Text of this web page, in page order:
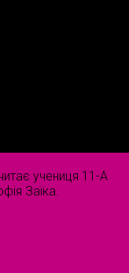
учениця 11-А
Заїка.